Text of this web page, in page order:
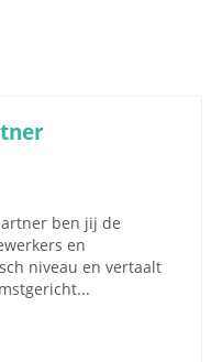
ben jij de
en
niveau en vertaalt